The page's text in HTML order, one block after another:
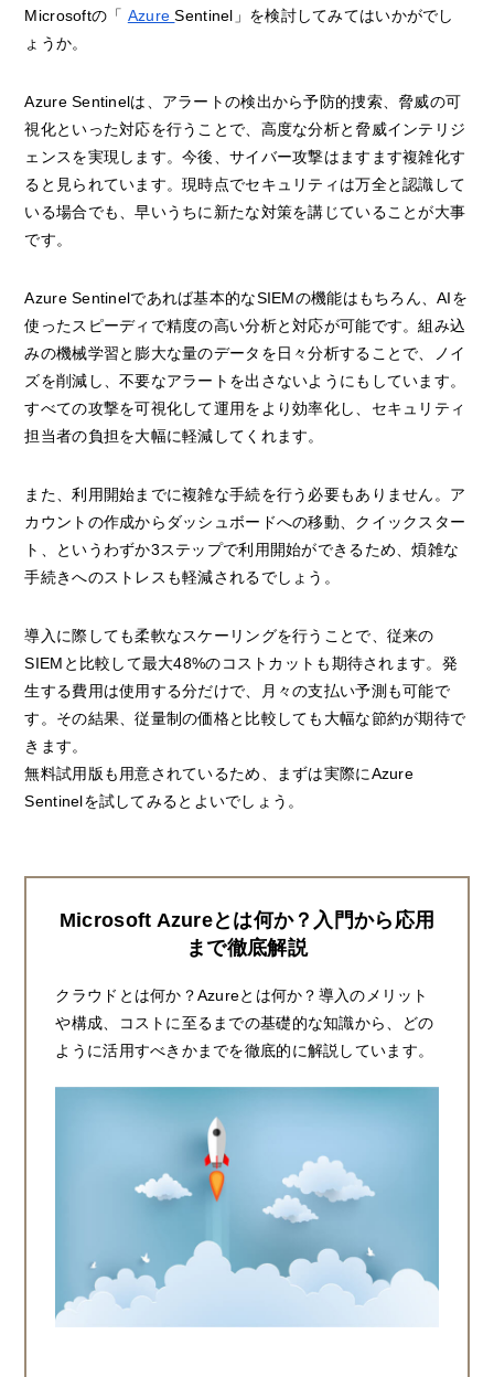
Microsoftの「 AzureSentinel」を検討してみてはいかがでし
ょうか。
Azure Sentinelは、アラートの検出から予防的捜索、脅威の可
視化といった対応を行うことで、高度な分析と脅威インテリジ
ェンスを実現します。今後、サイバー攻撃はますます複雑化す
ると見られています。現時点でセキュリティは万全と認識して
いる場合でも、早いうちに新たな対策を講じていることが大事
です。
Azure Sentinelであれば基本的なSIEMの機能はもちろん、AIを
使ったスピーディで精度の高い分析と対応が可能です。組み込
みの機械学習と膨大な量のデータを日々分析することで、ノイ
ズを削減し、不要なアラートを出さないようにもしています。
すべての攻撃を可視化して運用をより効率化し、セキュリティ
担当者の負担を大幅に軽減してくれます。
また、利用開始までに複雑な手続を行う必要もありません。ア
カウントの作成からダッシュボードへの移動、クイックスター
ト、というわずか3ステップで利用開始ができるため、煩雑な
手続きへのストレスも軽減されるでしょう。
導入に際しても柔軟なスケーリングを行うことで、従来の
SIEMと比較して最大48%のコストカットも期待されます。発
生する費用は使用する分だけで、月々の支払い予測も可能で
す。その結果、従量制の価格と比較しても大幅な節約が期待で
きます。
無料試用版も用意されているため、まずは実際にAzure
Sentinelを試してみるとよいでしょう。
Microsoft Azureとは何か？入門から応用
まで徹底解説
クラウドとは何か？Azureとは何か？導入のメリット
や構成、コストに至るまでの基礎的な知識から、どの
ように活用すべきかまでを徹底的に解説しています。